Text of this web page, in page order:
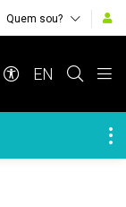
Quem sou?
EN